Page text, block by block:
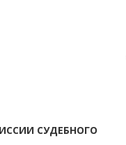
СУДЕБНОГО